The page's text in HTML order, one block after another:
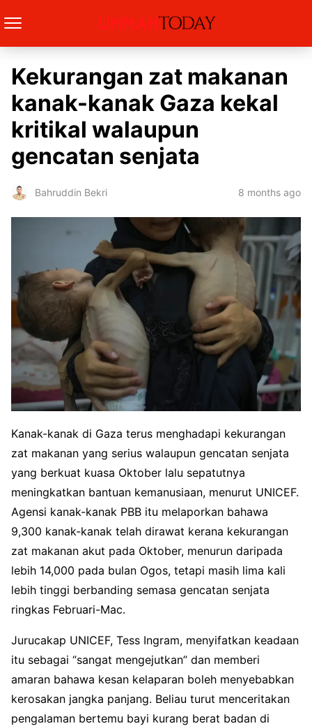
Kekurangan zat makanan
kanak-kanak Gaza kekal
kritikal walaupun
gencatan senjata
Bahruddin Bekri 8 months ago
Kanak-kanak di Gaza terus menghadapi kekurangan
zat makanan yang serius walaupun gencatan senjata
yang berkuat kuasa Oktober lalu sepatutnya
meningkatkan bantuan kemanusiaan, menurut UNICEF.
Agensi kanak-kanak PBB itu melaporkan bahawa
9,300 kanak-kanak telah dirawat kerana kekurangan
zat makanan akut pada Oktober, menurun daripada
lebih 14,000 pada bulan Ogos, tetapi masih lima kali
lebih tinggi berbanding semasa gencatan senjata
ringkas Februari-Mac.
Jurucakap UNICEF, Tess Ingram, menyifatkan keadaan
itu sebagai “sangat mengejutkan” dan memberi
amaran bahawa kesan kelaparan boleh menyebabkan
kerosakan jangka panjang. Beliau turut menceritakan
pengalaman bertemu bayi kurang berat badan di